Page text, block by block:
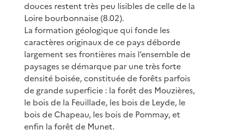
douces restent très peu lisibles de celle de la
Loire bourbonnaise (8.02).
La formation géologique qui fonde les
caractères originaux de ce pays déborde
largement ses frontières mais l’ensemble de
paysages se démarque par une très forte
densité boisée, constituée de forêts parfois
de grande superficie : la forêt des Mouzières,
le bois de la Feuillade, les bois de Leyde, le
bois de Chapeau, les bois de Pommay, et
enfin la forêt de Munet.